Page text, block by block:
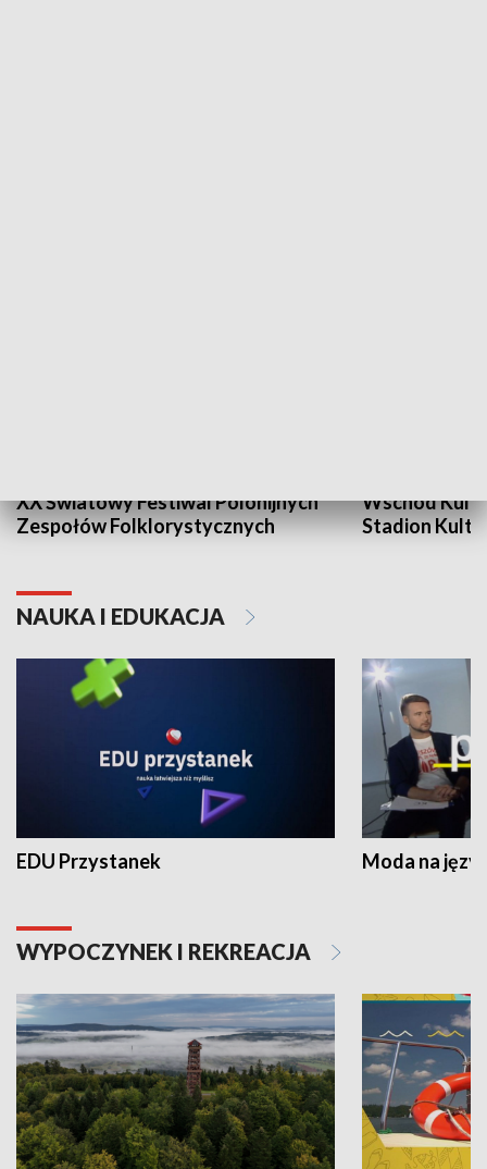
XX Światowy Festiwal Polonijnych
Zespołów Folklorystycznych
Wschód
Stadion
NAUKA I EDUKACJA
EDU Przystanek Moda na
WYPOCZYNEK I REKREACJA